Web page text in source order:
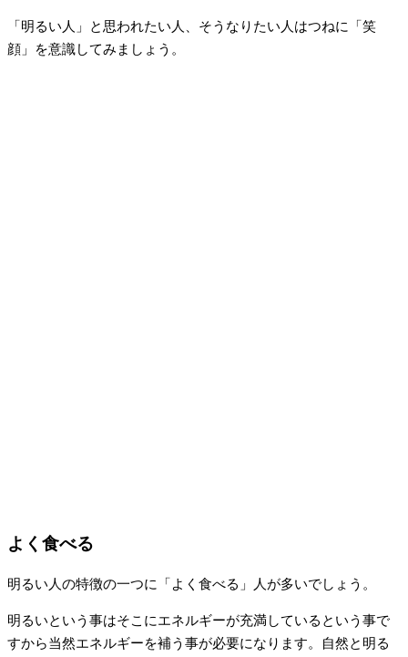
「明るい人」と思われたい人、そうなりたい人はつねに「笑
顔」を意識してみましょう。
よく食べる
明るい人の特徴の一つに「よく食べる」人が多いでしょう。
明るいという事はそこにエネルギーが充満しているという事で
すから当然エネルギーを補う事が必要になります。自然と明る